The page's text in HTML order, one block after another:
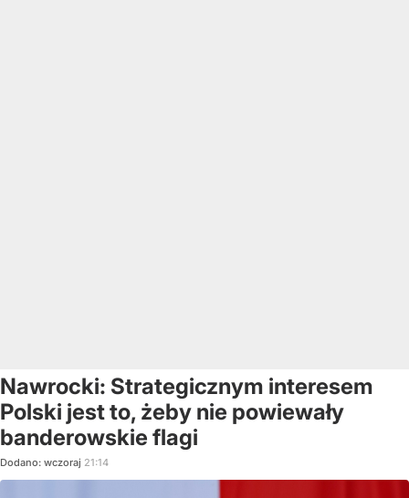
Nawrocki: Strategicznym interesem
Polski jest to, żeby nie powiewały
banderowskie flagi
Dodano: wczoraj 21:14